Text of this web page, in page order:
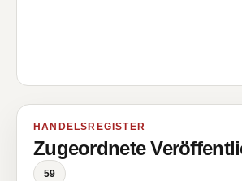
HANDELSREGISTER
Zugeordnete
59